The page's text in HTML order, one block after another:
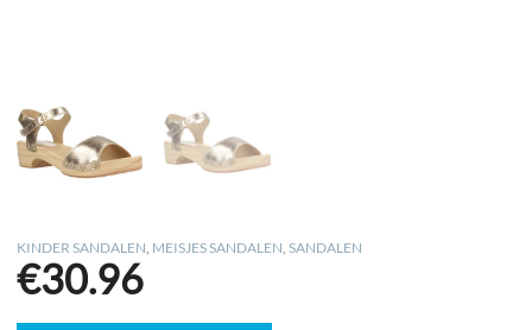
KINDER SANDALEN MEISJES SANDALEN ,SANDALEN
€30.96